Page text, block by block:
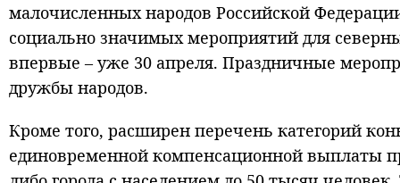
малочисленных народов Российской
социально значимых мероприятий для
впервые – уже 30 апреля. Праздничные
дружбы народов.
Кроме того, расширен перечень категорий
единовременной компенсационной выплаты